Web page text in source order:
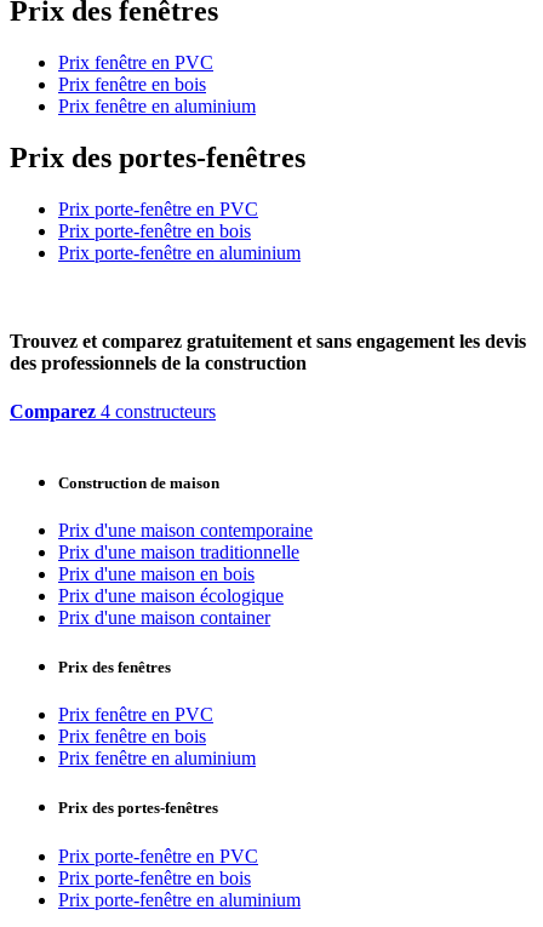
Prix des fenêtres
Prix fenêtre en PVC
Prix fenêtre en bois
Prix fenêtre en aluminium
Prix des portes-fenêtres
Prix porte-fenêtre en PVC
Prix porte-fenêtre en bois
Prix porte-fenêtre en aluminium
Trouvez et comparez gratuitement et sans engagement les devis
des professionnels de la construction
Comparez 4 constructeurs
Construction de maison
Prix d'une maison contemporaine
Prix d'une maison traditionnelle
Prix d'une maison en bois
Prix d'une maison écologique
Prix d'une maison container
Prix des fenêtres
Prix fenêtre en PVC
Prix fenêtre en bois
Prix fenêtre en aluminium
Prix des portes-fenêtres
Prix porte-fenêtre en PVC
Prix porte-fenêtre en bois
Prix porte-fenêtre en aluminium